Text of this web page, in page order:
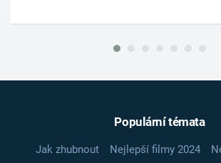
Populární témata
Jak zhubnout Nejlepší filmy 2024